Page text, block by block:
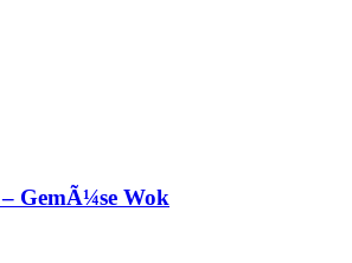
GemÃ¼se Wok